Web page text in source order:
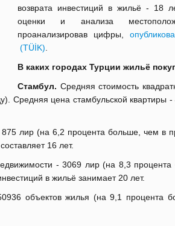
возврата инвестиций в жильё - 18
оценки и анализа
проанализировав цифры,
(TÜİK)
В каких городах Турции жильё
Стамбул. Средняя стоимость
Средняя цена стамбульской квартиры -
875 лир (на 6,2 процента больше, чем в
16 лет.
- 3069 лир (на 8,3
в жильё занимает 20 лет.
объектов жилья (на 9,1 процента